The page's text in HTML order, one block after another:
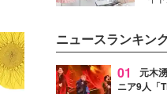
女
タ
個
衣
気
ニュースランキン
01
元木
ニア9人「